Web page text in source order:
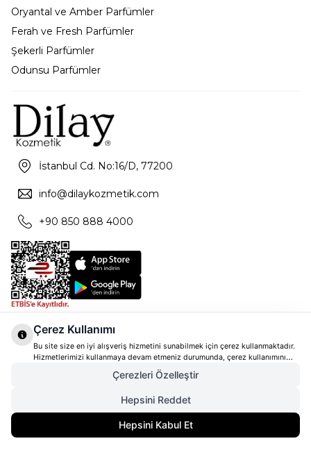
2.760,00TL
2.208,00
Oryantal ve Amber Parfümler
Ferah ve Fresh Parfümler
Şekerli Parfümler
Odunsu Parfümler
İstanbul Cd. No:16/D, 77200
info@dilaykozmetik.com
+90 850 888 4000
Çerez Kullanımı
Bu site size en iyi alışveriş hizmetini sunabilmek için çerez kullanmaktadır.
Hizmetlerimizi kullanmaya devam etmeniz durumunda, çerez kullanımını
kabul ettiğinizi varsayacağız. Çerezler hakkında daha fazla bilgi ve nasıl
reddedeceğinizi öğrenmek içintıklayınız
Çerezleri Özelleştir
Hepsini Reddet
Hepsini Kabul Et